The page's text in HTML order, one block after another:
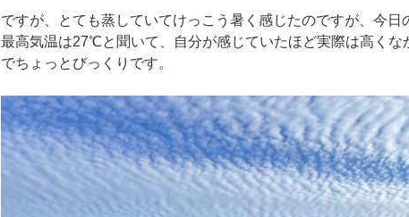
ですが、とても蒸していてけっこう暑く感じたのですが、今日
最高気温は27℃と聞いて、自分が感じていたほど実際は高くな
でちょっとびっくりです。